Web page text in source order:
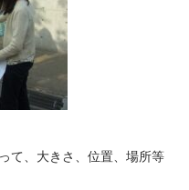
て、大きさ、位置、場所等